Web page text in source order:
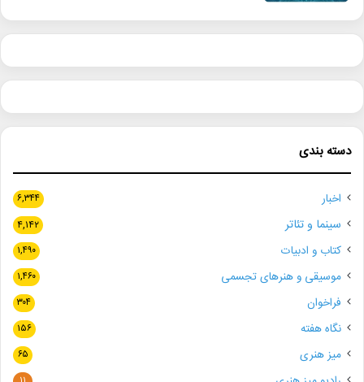
دسته بندی
اخبار ۶,۳۴۴
سینما و تئاتر ۴,۱۴۲
کتاب و ادبیات ۱,۴۹۰
موسیقی و هنرهای تجسمی ۱,۴۶۰
فراخوان ۳۰۴
نگاه هفته ۱۵۶
میز هنری ۶۵